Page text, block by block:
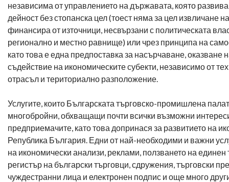
независима от управлението на държавата, която
дейност без стопанска цел (тоест няма за цел извличане
финансира от източници, несвързани с политическата
регионално и местно равнище) или чрез принципа на
като това е една предпоставка за насърчаване, оказване
съдействие на икономическите субекти, независимо от
отрасъл и териториално разположение.
Услугите, които Българската търговско-промишлена
многобройни, обхващащи почти всички възможни
предприемачите, като това допринася за развитието на
Република България. Едни от най-необходими и важни
на икономически анализи, реклами, ползването на единен
регистър на български търговци, сдружения, търговски
чуждестранни лица и електронен подпис и още много